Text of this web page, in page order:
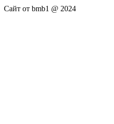
Сайт от bmb1 @ 2024